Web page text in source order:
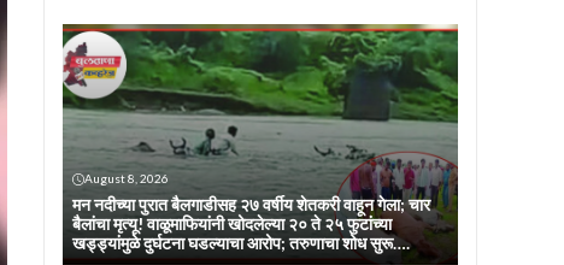
August 8, 2026
मन नदीच्या पुरात बैलगाडीसह २७ वर्षीय शेतकरी वाहून गेला; चार
बैलांचा मृत्यू! वाळूमाफियांनी खोदलेल्या २० ते २५ फुटांच्या
खड्ड्यांमुळे दुर्घटना घडल्याचा आरोप; तरुणाचा शोध सुरू….